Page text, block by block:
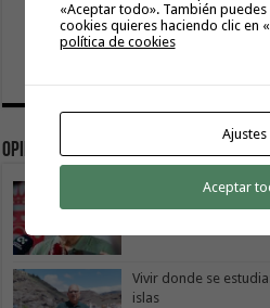
Opinión
La Gomera
Vivir donde se
islas
«Aceptar todo». También
cookies quieres haciendo clic en
política de cookies
Ajustes
Aceptar